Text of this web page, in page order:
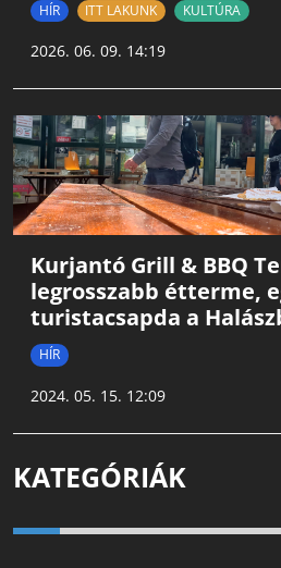
HÍR ITT LAKUNK KULTÚRA
2026. 06. 09. 14:19
Kurjantó Grill & BBQ
legrosszabb étterme,
turistacsapda a
HÍR
2024. 05. 15. 12:09
KATEGÓRIÁK